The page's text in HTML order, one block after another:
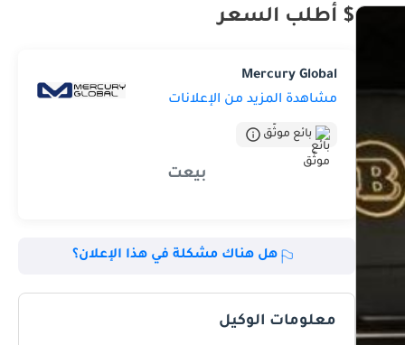
$ أطلب السعر
Mercury Global
مشاهدة المزيد من الإعلانات
بائع موثّق
بيعت
هل هناك مشكلة في هذا الإعلان؟
معلومات الوكيل